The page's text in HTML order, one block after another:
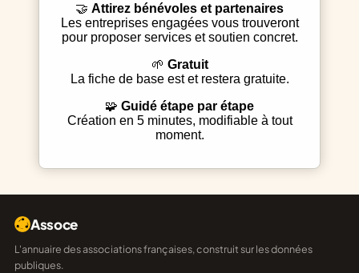
Attirez bénévoles et partenaires
Les entreprises engagées vous trouveront
pour proposer services et soutien concret.
Gratuit
La fiche de base est et restera gratuite.
Guidé étape par étape
Création en 5 minutes, modifiable à tout
moment.
Assoce
L'annuaire des associations françaises, construit sur les données
publiques.